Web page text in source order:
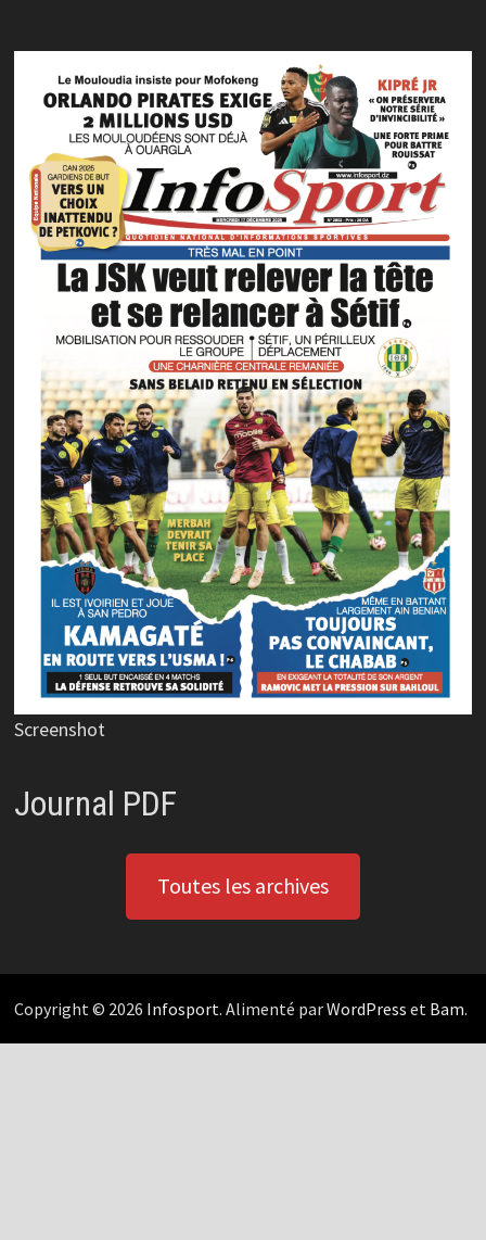
Screenshot
Journal PDF
Toutes les archives
Copyright © 2026 Infosport. Alimenté parWordPress et Bam.